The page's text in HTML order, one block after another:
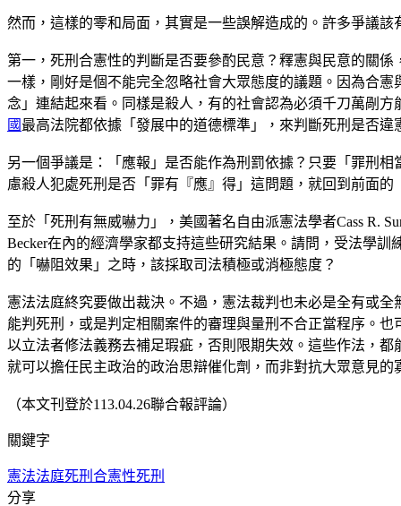
然而，這樣的零和局面，其實是一些誤解造成的。許多爭議
第一，死刑合憲性的判斷是否要參酌民意？釋憲與民意的關
一樣，剛好是個不能完全忽略社會大眾態度的議題。因為合
念」連結起來看。同樣是殺人，有的社會認為必須千刀萬剮
國 最高法院都依據「發展中的道德標準」，來判斷死刑是否
另一個爭議是：「應報」是否能作為刑罰依據？只要「罪刑
慮殺人犯處死刑是否「罪有『應』得」這問題，就回到前面
至於「死刑有無威嚇力」，美國著名自由派憲法學者Cass R.
Becker在內的經濟學家都支持這些研究結果。請問，受法學
的「嚇阻效果」之時，該採取司法積極或消極態度？
憲法法庭終究要做出裁決。不過，憲法裁判也未必是全有或
能判死刑，或是判定相關案件的審理與量刑不合正當程序。
以立法者修法義務去補足瑕疵，否則限期失效。這些作法，
就可以擔任民主政治的政治思辯催化劑，而非對抗大眾意見的
（本文刊登於113.04.26聯合報評論）
關鍵字
憲法法庭死刑合憲性死刑
分享